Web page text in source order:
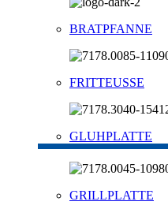
BRATPFANNE
FRITTEUSSE
GLUHPLATTE
GRILLPLATTE